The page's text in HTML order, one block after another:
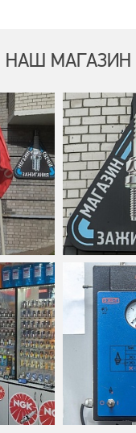
НАШ МАГАЗИН